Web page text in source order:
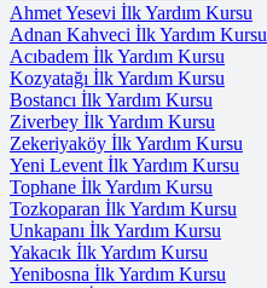
Ahmet Yesevi İlk Yardım Kursu
Adnan Kahveci İlk Yardım Kursu
Acıbadem İlk Yardım Kursu
Kozyatağı İlk Yardım Kursu
Bostancı İlk Yardım Kursu
Ziverbey İlk Yardım Kursu
Zekeriyaköy İlk Yardım Kursu
Yeni Levent İlk Yardım Kursu
Tophane İlk Yardım Kursu
Tozkoparan İlk Yardım Kursu
Unkapanı İlk Yardım Kursu
Yakacık İlk Yardım Kursu
Yenibosna İlk Yardım Kursu